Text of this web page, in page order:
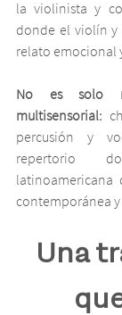
la violinista y
donde el violín y
relato emocional
No es solo
multisensorial:
percusión y
repertorio
contemporánea
Una